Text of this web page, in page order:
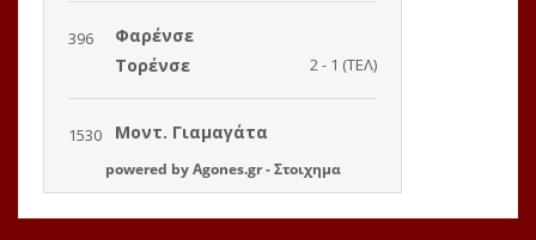
powered byAgones.gr-Στοιχημα